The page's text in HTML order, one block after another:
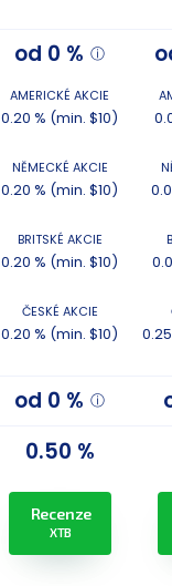
od 0 %
AMERICKÉ AKCIE
0.20 % (min. $10)
NĚMECKÉ AKCIE
0.20 % (min. $10)
BRITSKÉ AKCIE
0.20 % (min. $10)
ČESKÉ AKCIE
0.20 % (min. $10)
od 0 %
0.50 %
Recenze
XTB